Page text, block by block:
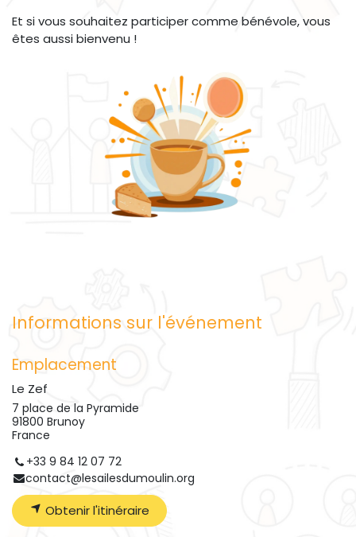
Et si vous souhaitez participer comme bénévole, vous
êtes aussi bienvenu !
Informations sur l'événement
Emplacement
Le Zef
7 place de la Pyramide
91800 Brunoy
France
+33 9 84 12 07 72
contact@lesailesdumoulin.org
Obtenir l'itinéraire